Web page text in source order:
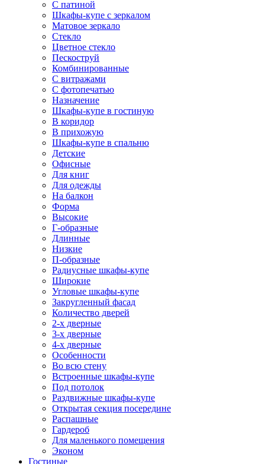
С патиной
Шкафы-купе с зеркалом
Матовое зеркало
Стекло
Цветное стекло
Пескоструй
Комбинированные
С витражами
С фотопечатью
Назначение
Шкафы-купе в гостиную
В коридор
В прихожую
Шкафы-купе в спальню
Детские
Офисные
Для книг
Для одежды
На балкон
Форма
Высокие
Г-образные
Длинные
Низкие
П-образные
Радиусные шкафы-купе
Широкие
Угловые шкафы-купе
Закругленный фасад
Количество дверей
2-х дверные
3-х дверные
4-х дверные
Особенности
Во всю стену
Встроенные шкафы-купе
Под потолок
Раздвижные шкафы-купе
Открытая секция посередине
Распашные
Гардероб
Для маленького помещения
Эконом
Гостиные